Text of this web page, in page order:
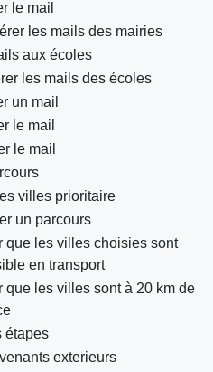
le mail
les mails des mairies
aux écoles
les mails des écoles
un mail
le mail
le mail
villes prioritaire
un parcours
que les villes choisies sont
en transport
que les villes sont à 20 km de
étapes
exterieurs